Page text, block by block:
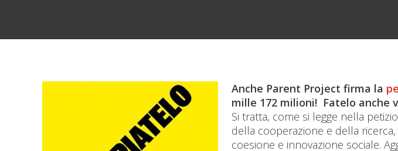
Anche Parent Project firma la
mille 172 milioni! Fatelo anche
Si tratta, come si legge nella
della cooperazione e della
coesione e innovazione sociale.